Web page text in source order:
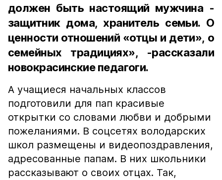
должен быть настоящий мужчина -
защитник дома, хранитель семьи. О
ценности отношений «отцы и дети», о
семейных традициях», -рассказали
новокрасинские педагоги.
А учащиеся начальных классов
подготовили для пап красивые
открытки со словами любви и добрыми
пожеланиями. В соцсетях володарских
школ размещены и видеопоздравления,
адресованные папам. В них школьники
рассказывают о своих отцах. Так,